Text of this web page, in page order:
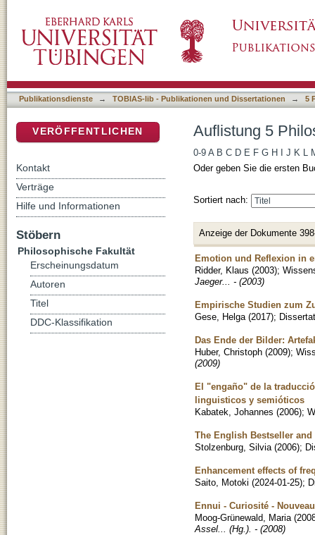
Publikationsdienste → TOBIAS-lib - Publikationen und Dissertationen → 5
Auflistung 5
0-9 A B C D E F G H J K L
Oder geben Sie die ersten
Sortiert nach:
Anzeige der Dokumente
Emotion und Reflexion in
Ridder, Klaus (2003);
Jaeger... - (2003)
Empirische Studien zum
Gese, Helga (2017);
Das Ende der Bilder:
Huber, Christoph (2009);
(2009)
El "engaño" de la
linguisticos y semióticos
Kabatek, Johannes (2006);
The English Bestseller
Stolzenburg, Silvia (2006);
Enhancement effects of
Saito, Motoki (2024-01-25);
Ennui - Curiosité -
Moog-Grünewald, Maria (
Assel... (Hg.). - (2008)
VERÖFFENTLICHEN
Kontakt
Verträge
Hilfe und Informationen
Stöbern
Philosophische Fakultät
Erscheinungsdatum
Autoren
Titel
DDC-Klassifikation